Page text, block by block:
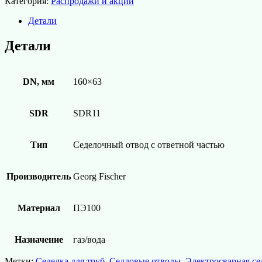
Детали
Детали
DN, мм 160×63
SDR SDR11
Тип Седелочный отвод с ответной частью
Производитель Georg Fischer
Материал ПЭ100
Назначение газ/вода